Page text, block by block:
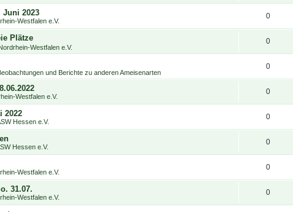
Juni 2023
Westfalen e.V.
0
Plätze
Westfalen e.V.
0
und Berichte zu anderen Ameisenarten
0
Westfalen e.V.
0
2022
Hessen e.V.
0
Hessen e.V.
0
Westfalen e.V.
0
31.07.
Westfalen e.V.
0